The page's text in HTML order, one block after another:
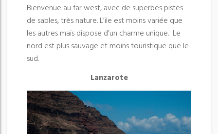
Bienvenue au far west, avec de superbes pistes
de sables, très nature. L’ile est moins variée que
les autres mais dispose d’un charme unique. Le
nord est plus sauvage et moins touristique que le
sud.
Lanzarote